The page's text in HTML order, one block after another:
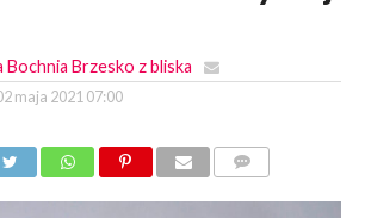
Bochnia Brzesko z bliska
maja 2021 07:00